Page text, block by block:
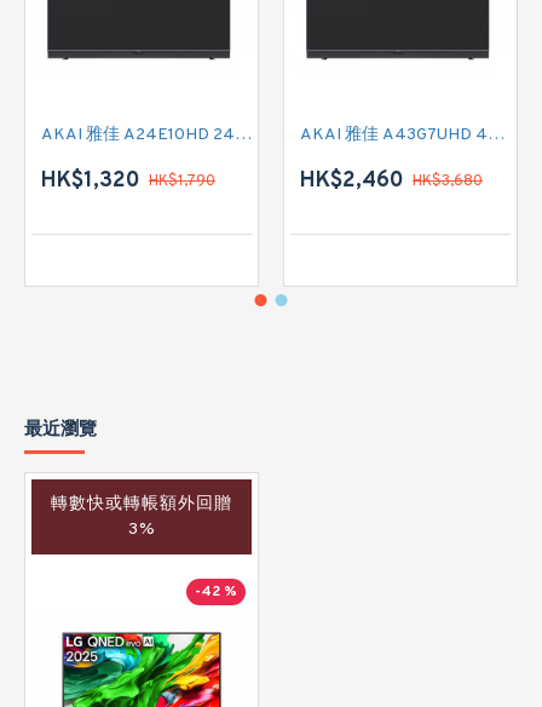
AKAI 雅佳 A24E10HD 24吋 HD READY-TV
HK$1,320 HK$1,790
AKAI 雅佳 A43G7UHD 43吋 4K SMART TV
HK$2,460 HK$3,680
最近瀏覽
轉數快或轉帳額外回贈
3%
-42 %